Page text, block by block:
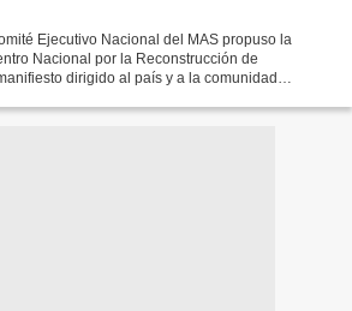
Ejecutivo Nacional del MAS propuso la
Nacional por la Reconstrucción de
dirigido al país y a la comunidad